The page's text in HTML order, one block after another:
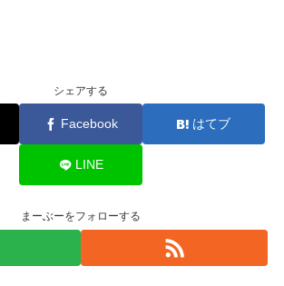
シェアする
Facebook はてブ
LINE
まーぶーをフォローする